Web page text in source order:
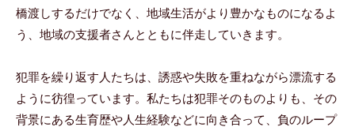
橋渡しするだけでなく、地域生活がより豊かなものになるよ
う、地域の支援者さんとともに伴走していきます。
犯罪を繰り返す人たちは、誘惑や失敗を重ねながら漂流する
ように彷徨っています。私たちは犯罪そのものよりも、その
背景にある生育歴や人生経験などに向き合って、負のループ